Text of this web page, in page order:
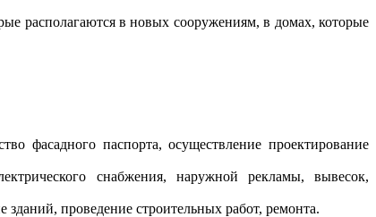
располагаются в новых сооружениям, в домах, которые
фасадного паспорта, осуществление проектирование
снабжения, наружной рекламы, вывесок,
зданий, проведение строительных работ, ремонта.